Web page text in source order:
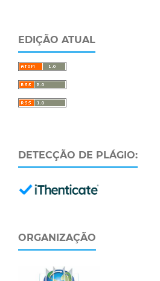
EDIÇÃO ATUAL
DETECÇÃO DE PLÁGIO:
ORGANIZAÇÃO